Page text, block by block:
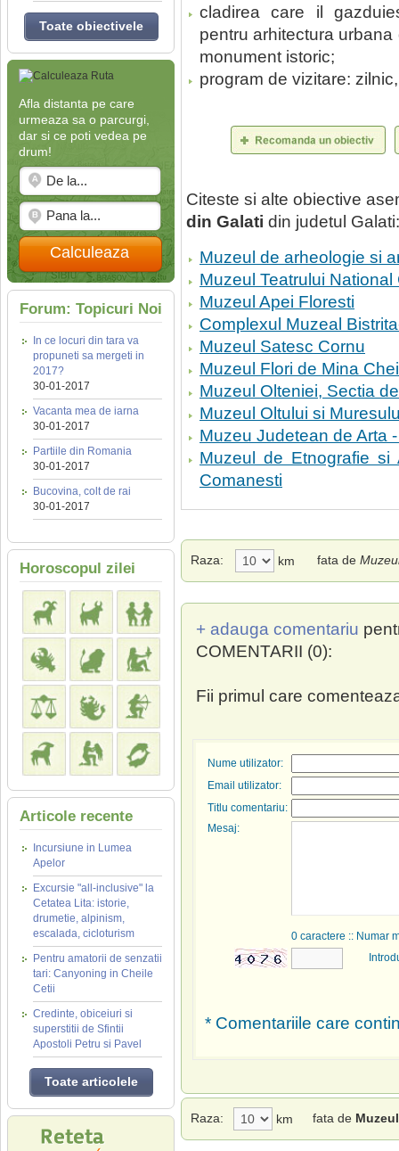
Toate obiectivele
Afla distanta pe care
urmeaza sa o parcurgi,
dar si ce poti vedea pe
drum!
Calculeaza
Forum: Topicuri Noi
In ce locuri din tara va
propuneti sa mergeti in
2017?
30-01-2017
Vacanta mea de iarna
30-01-2017
Partiile din Romania
30-01-2017
Bucovina, colt de rai
30-01-2017
Horoscopul zilei
Articole recente
Incursiune in Lumea
Apelor
Excursie "all-inclusive" la
Cetatea Lita: istorie,
drumetie, alpinism,
escalada, cicloturism
Pentru amatorii de senzatii
tari: Canyoning in Cheile
Cetii
Credinte, obiceiuri si
superstitii de Sfintii
Apostoli Petru si Pavel
Toate articolele
cladirea care il
pentru arhitectura
monument istoric;
program de vizitare:
Citeste si alte obiective
din Galati din judetul Galati:
Muzeul de arheologie si
Muzeul Teatrului National
Muzeul Apei Floresti
Complexul Muzeal
Muzeul Satesc Cornu
Muzeul Flori de Mina
Muzeul Olteniei, Sectia
Muzeul Oltului si
Muzeu Judetean de Arta
Muzeul de Etnografie si
Comanesti
Raza: km fata de
+ adauga comentariu
COMENTARII (0):
Fii primul care
Nume utilizator:
Email utilizator:
Titlu comentariu:
Mesaj:
0 caractere :: Numar
* Comentariile care
Raza: km fata de